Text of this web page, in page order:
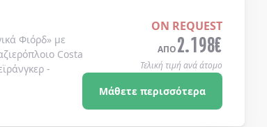
Φιόρδ»με
Costa
-
ON REQUEST
ΑΠΟ2.198€
Τελική τιμή ανά άτομο
Μάθετε περισσότερα